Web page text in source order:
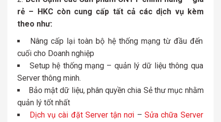
rẻ – HKC còn cung cấp tất cả các dịch vụ kèm
theo như:
Nâng cấp lại toàn bộ hệ thống mạng từ đầu đến
cuối cho Doanh nghiệp
Setup hệ thống mạng – quản lý dữ liệu thông qua
Server thông minh.
Bảo mật dữ liệu, phân quyền chia Sẻ thư mục nhằm
quản lý tốt nhất
Dịch vụ cài đặt Server tận nơi –Sửa chữa Server